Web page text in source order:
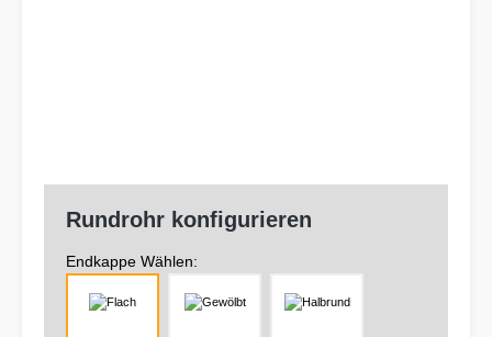
Rundrohr konfigurieren
Endkappe Wählen: